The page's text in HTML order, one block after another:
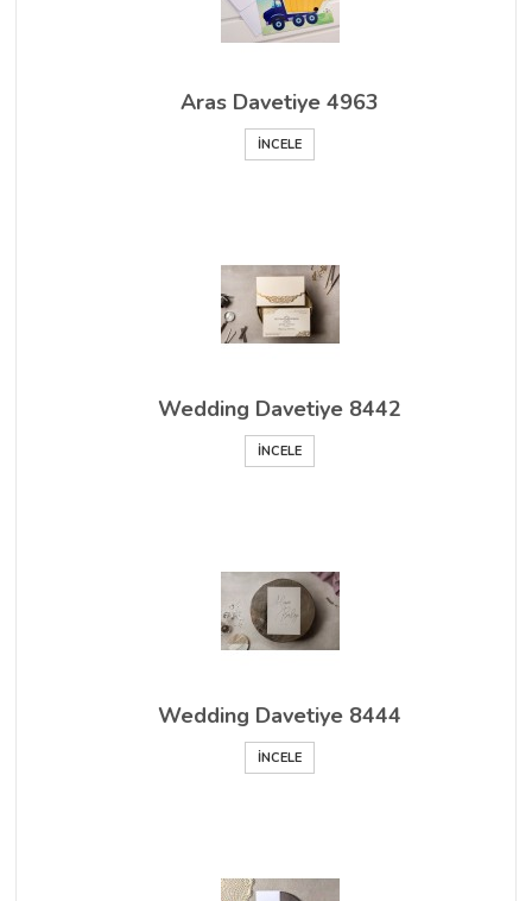
Aras Davetiye 4963
İNCELE
Wedding Davetiye 8442
İNCELE
Wedding Davetiye 8444
İNCELE